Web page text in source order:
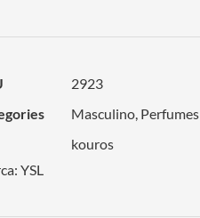
2923
Masculino, Perfumes
kouros
YSL